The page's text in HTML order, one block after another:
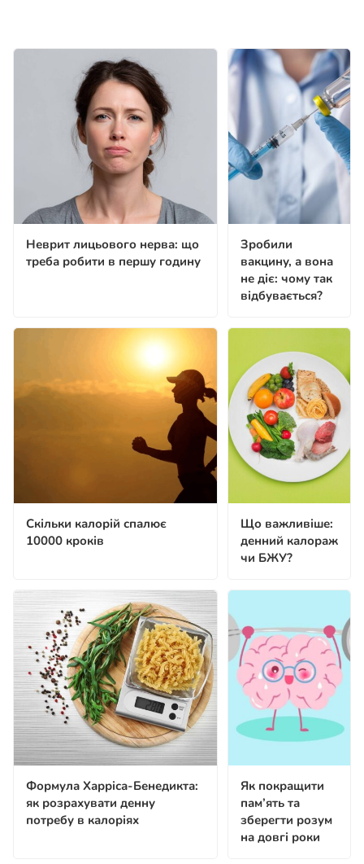
Неврит лицьового нерва: що
треба робити в першу годину
Зробили
вакцину, а вона
не діє: чому так
відбувається?
Скільки калорій спалює
10000 кроків
Що важливіше:
денний калораж
чи БЖУ?
Формула Харріса-Бенедикта:
як розрахувати денну
потребу в калоріях
Як покращити
пам’ять та
зберегти розум
на довгі роки